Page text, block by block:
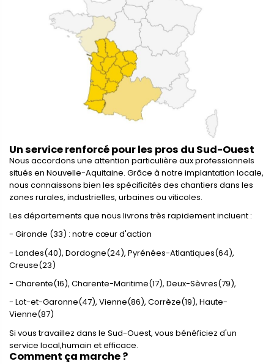
Un service renforcé pour les pros du Sud-Ouest
Nous accordons une attention particulière aux professionnels
situés en Nouvelle-Aquitaine. Grâce à notre implantation locale,
nous connaissons bien les spécificités des chantiers dans les
zones rurales, industrielles, urbaines ou viticoles.
Les départements que nous livrons très rapidement incluent :
- Gironde (33) : notre cœur d'action
- Landes(40), Dordogne(24), Pyrénées-Atlantiques(64),
Creuse(23)
- Charente(16), Charente-Maritime(17), Deux-Sèvres(79),
- Lot-et-Garonne(47), Vienne(86), Corrèze(19), Haute-
Vienne(87)
Si vous travaillez dans le Sud-Ouest, vous bénéficiez d'un
service local,humain et efficace.
Comment ça marche ?